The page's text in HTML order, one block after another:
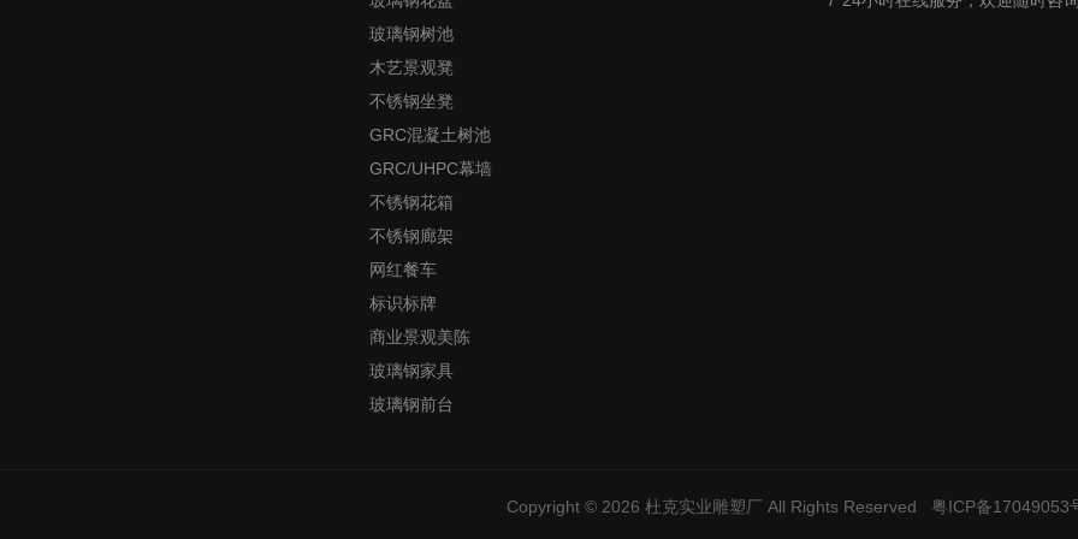
玻璃钢树池
木艺景观凳
不锈钢坐凳
GRC混凝土树池
GRC/UHPC幕墙
不锈钢花箱
不锈钢廊架
网红餐车
标识标牌
商业景观美陈
玻璃钢家具
玻璃钢前台
Copyright © 2026 杜克实业雕塑厂All Rights Reserved 粤ICP备17049053